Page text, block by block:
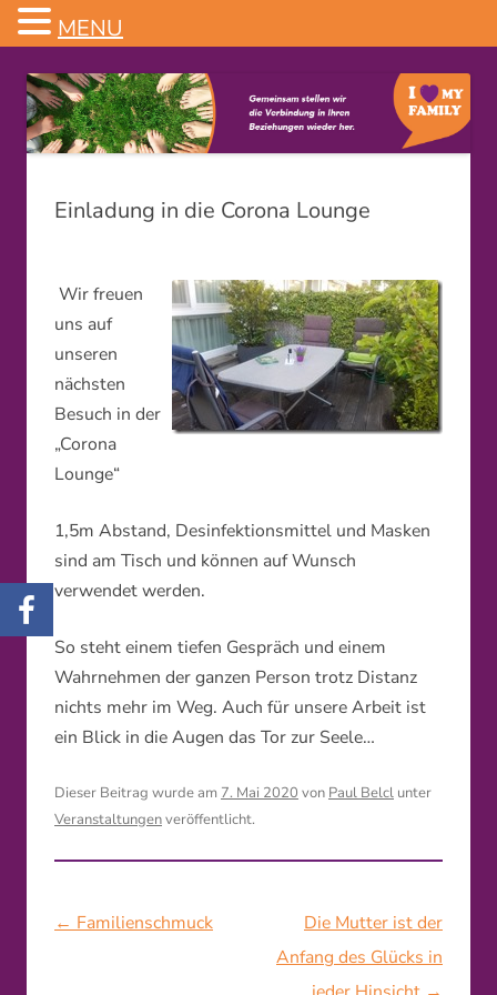
Einladung in die Corona Lounge
Wir freuen
uns auf
unseren
nächsten
Besuch in der
„Corona
Lounge“
1,5m Abstand, Desinfektionsmittel und Masken
sind am Tisch und können auf Wunsch
verwendet werden.
So steht einem tiefen Gespräch und einem
Wahrnehmen der ganzen Person trotz Distanz
nichts mehr im Weg. Auch für unsere Arbeit ist
ein Blick in die Augen das Tor zur Seele…
Dieser Beitrag wurde am 7. Mai 2020 von Paul Belcl unter
Veranstaltungenveröffentlicht.
Beitragsnavigation
← Familienschmuck
Die Mutter ist der
Anfang des Glücks in
MENU